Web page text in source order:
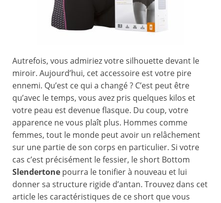
Autrefois, vous admiriez votre silhouette devant le
miroir. Aujourd’hui, cet accessoire est votre pire
ennemi. Qu’est ce qui a changé ? C’est peut être
qu’avec le temps, vous avez pris quelques kilos et
votre peau est devenue flasque. Du coup, votre
apparence ne vous plaît plus. Hommes comme
femmes, tout le monde peut avoir un relâchement
sur une partie de son corps en particulier. Si votre
cas c’est précisément le fessier, le short Bottom
Slendertone pourra le tonifier à nouveau et lui
donner sa structure rigide d’antan. Trouvez dans cet
article les caractéristiques de ce short que vous